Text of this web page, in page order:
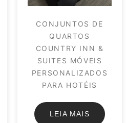
CONJUNTOS DE
QUARTOS
COUNTRY INN &
SUITES MÓVEIS
PERSONALIZADOS
PARA HOTÉIS
LEIA MAIS